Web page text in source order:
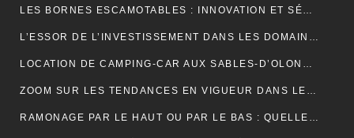
LES BORNES ESCAMOTABLES : INNOVATION ET SÉCURITÉ POUR L’ESPACE URBAIN
L’ESSOR DE L’INVESTISSEMENT DANS LES DOMAINES VITICOLES DE PROVENCE : UNE ANALYSE ÉCONOMIQUE ET CULTURELLE
LOCATION DE CAMPING-CAR AUX SABLES-D’OLONNE : LA LIBERTÉ DE DÉCOUVRIR LA CÔTE ATLANTIQUE
ZOOM SUR LES TENDANCES EN VIGUEUR DANS LE DOMAINE DU WEBMARKETING
RAMONAGE PAR LE HAUT OU PAR LE BAS : QUELLE TECHNIQUE EST LA PLUS EFFICACE ?